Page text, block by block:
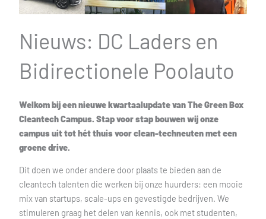
Nieuws: DC Laders en
Bidirectionele Poolauto
Welkom bij een nieuwe kwartaalupdate van The Green Box
Cleantech Campus. Stap voor stap bouwen wij onze
campus uit tot hét thuis voor clean-techneuten met een
groene drive.
Dit doen we onder andere door plaats te bieden aan de
cleantech talenten die werken bij onze huurders: een mooie
mix van startups, scale-ups en gevestigde bedrijven. We
stimuleren graag het delen van kennis, ook met studenten,